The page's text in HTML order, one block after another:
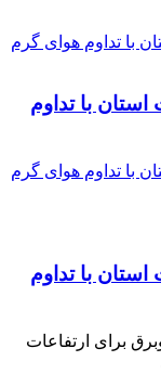
با تداوم
با تداوم
برای ارتفاعات